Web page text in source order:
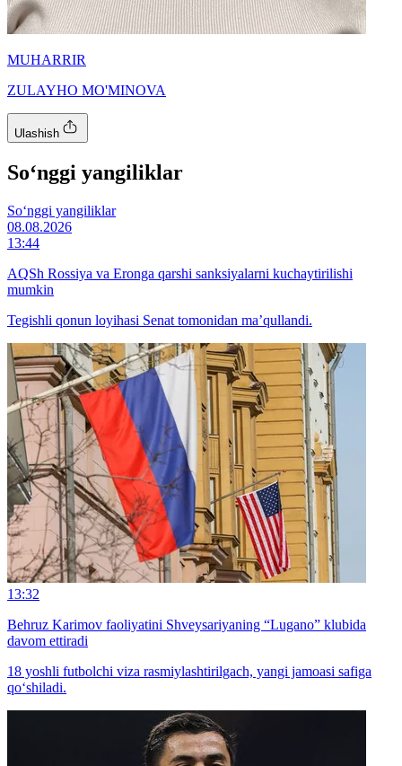
MUHARRIR
ZULAYHO MO'MINOVA
Ulashish
So‘nggi yangiliklar
So‘nggi yangiliklar
08.08.2026
13:44
AQSh Rossiya va Eronga qarshi sanksiyalarni kuchaytirilishi
mumkin
Tegishli qonun loyihasi Senat tomonidan ma’qullandi.
13:32
Behruz Karimov faoliyatini Shveysariyaning “Lugano” klubida
davom ettiradi
18 yoshli futbolchi viza rasmiylashtirilgach, yangi jamoasi safiga
qo‘shiladi.